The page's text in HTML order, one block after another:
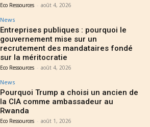
Eco Ressources - août 4, 2026
News
Entreprises publiques : pourquoi le
gouvernement mise sur un
recrutement des mandataires fondé
sur la méritocratie
Eco Ressources - août 4, 2026
News
Pourquoi Trump a choisi un ancien de
la CIA comme ambassadeur au
Rwanda
Eco Ressources - août 1, 2026